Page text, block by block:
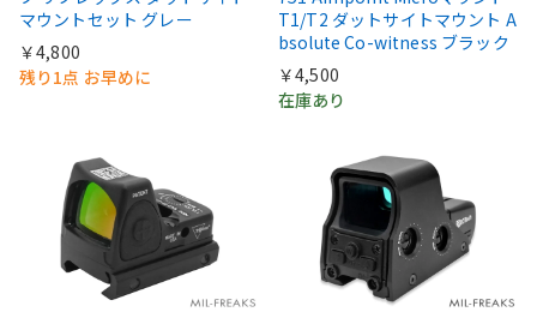
マウントセット グレー
￥4,800
残り1点 お早めに
T1/T2 ダットサイトマウント A
bsolute Co-witness ブラック
￥4,500
在庫あり